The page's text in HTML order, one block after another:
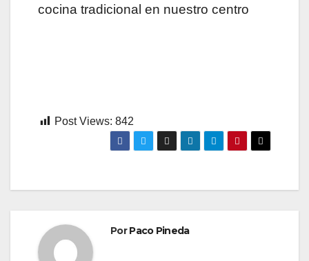
cocina tradicional en nuestro centro
Post Views: 842
PorPaco Pineda